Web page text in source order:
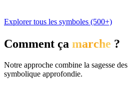
Explorer tous les symboles (500+)
Comment ça marche ?
Notre approche combine la sagesse
symbolique approfondie.